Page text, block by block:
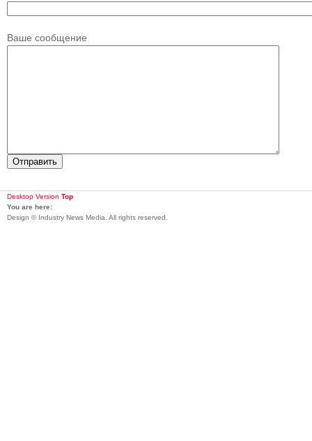
Ваше сообщение
Desktop Version Top
You are here:
Design © Industry News Media. All rights reserved.